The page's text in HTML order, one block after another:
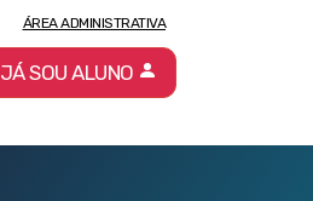
ÁREA ADMINISTRATIVA
JÁ SOU ALUNO